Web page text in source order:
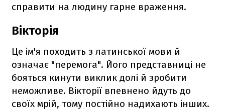
справити на людину гарне враження.
Вікторія
Це ім'я походить з латинської мови й
означає "перемога". Його представниці не
бояться кинути виклик долі й зробити
неможливе. Вікторії впевнено йдуть до
своїх мрій, тому постійно надихають інших.